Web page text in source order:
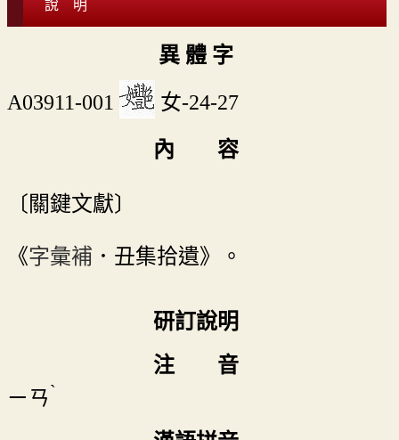
說 明
異 體 字
A03911-001 女-24-27
內 容
〔關鍵文獻〕
《字彙補 ．丑集拾遺》。
研訂說明
注 音
ㄧㄢˋ